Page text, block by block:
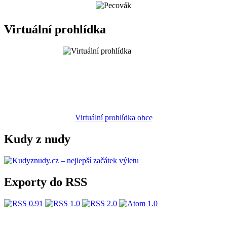
Virtuální prohlídka
Virtuální prohlídka obce
Kudy z nudy
Exporty do RSS